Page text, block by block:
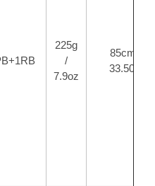
225g
/
7.9oz
85cm /
33.50in